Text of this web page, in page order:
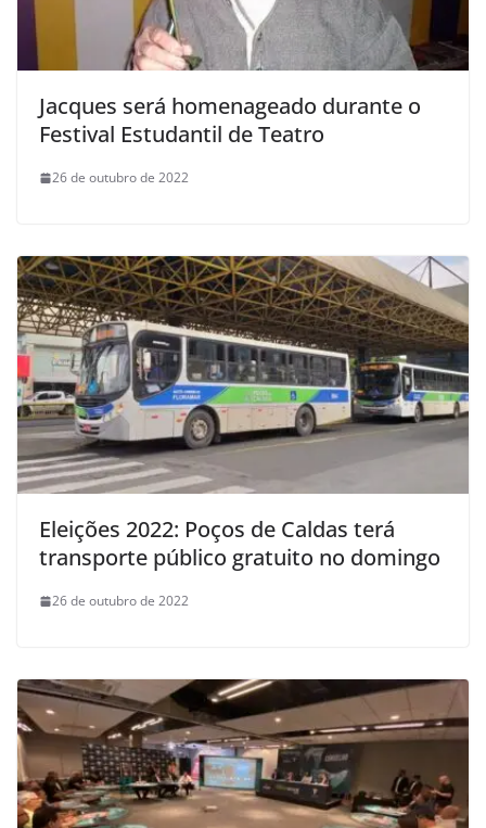
Jacques será homenageado durante o
Festival Estudantil de Teatro
26 de outubro de 2022
Eleições 2022: Poços de Caldas terá
transporte público gratuito no domingo
26 de outubro de 2022